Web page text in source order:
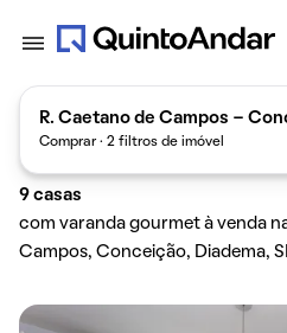
R. Caetano de Campos -
Comprar · 2 filtros de imóvel
9 casas
com varanda gourmet à venda
Campos, Conceição, Diadema,